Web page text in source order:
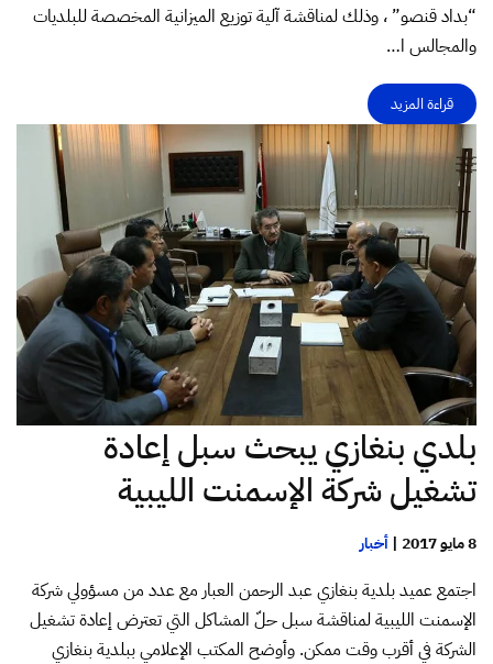
“بداد قنصو” ، وذلك لمناقشة آلية توزيع الميزانية المخصصة للبلديات
والمجالس ا…
قراءة المزيد
بلدي بنغازي يبحث سبل إعادة
تشغيل شركة الإسمنت الليبية
8 مايو 2017 | أخبار
اجتمع عميد بلدية بنغازي عبد الرحمن العبار مع عدد من مسؤولي شركة
الإسمنت الليبية لمناقشة سبل حلّ المشاكل التي تعترض إعادة تشغيل
الشركة في أقرب وقت ممكن. وأوضح المكتب الإعلامي ببلدية بنغازي